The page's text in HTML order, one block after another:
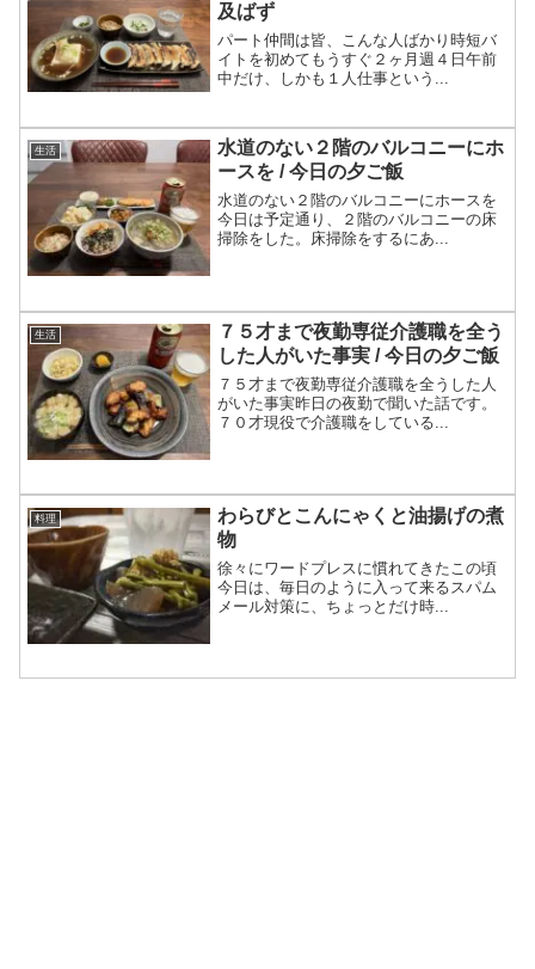
及ばず
パート仲間は皆、こんな人ばかり時短バ
イトを初めてもうすぐ２ヶ月週４日午前
中だけ、しかも１人仕事という...
生活
水道のない２階のバルコニーにホ
ースを / 今日の夕ご飯
水道のない２階のバルコニーにホースを
今日は予定通り、２階のバルコニーの床
掃除をした。床掃除をするにあ...
生活
７５才まで夜勤専従介護職を全う
した人がいた事実 / 今日の夕ご飯
７５才まで夜勤専従介護職を全うした人
がいた事実昨日の夜勤で聞いた話です。
７０才現役で介護職をしている...
料理
わらびとこんにゃくと油揚げの煮
物
徐々にワードプレスに慣れてきたこの頃
今日は、毎日のように入って来るスパム
メール対策に、ちょっとだけ時...